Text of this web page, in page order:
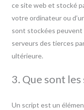
ce site web et stocké
votre ordinateur ou
sont stockées peuvent
serveurs des tierces
ultérieure.
3. Que sont les
Un script est un